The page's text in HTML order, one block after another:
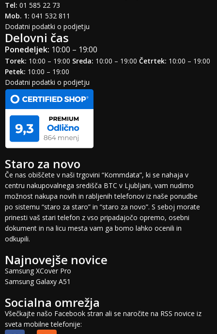
Tel: 01 585 22 73
Mob. 1: 041 532 811
Dodatni podatki o podjetju
Delovni čas
Ponedeljek: 10:00 – 19:00
Torek: 10:00 – 19:00 Sreda: 10:00 – 19:00 Četrtek: 10:00 – 19:00
Petek: 10:00 – 19:00
Dodatni podatki o podjetju
Staro za novo
Če nas obiščete v naši trgovini “Kommdata”, ki se nahaja v
centru nakupovalnega središča BTC v Ljubljani, vam nudimo
možnost nakupa novih in rabljenih telefonov iz naše ponudbe
po sistemu “staro za staro” in “staro za novo”. S seboj morate
prinesti vaš stari telefon z vso pripadajočo opremo, osebni
dokument in na licu mesta vam ga bomo lahko ocenili in
odkupili.
Najnovejše novice
Samsung XCover Pro
Samsung Galaxy A51
Socialna omrežja
Všečkajte našo Facebook stran ali se naročite na RSS novice iz
sveta mobilne telefonije: